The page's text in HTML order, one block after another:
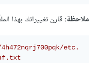
ملاحظة: قارن تغييراتك بهذا
etc.